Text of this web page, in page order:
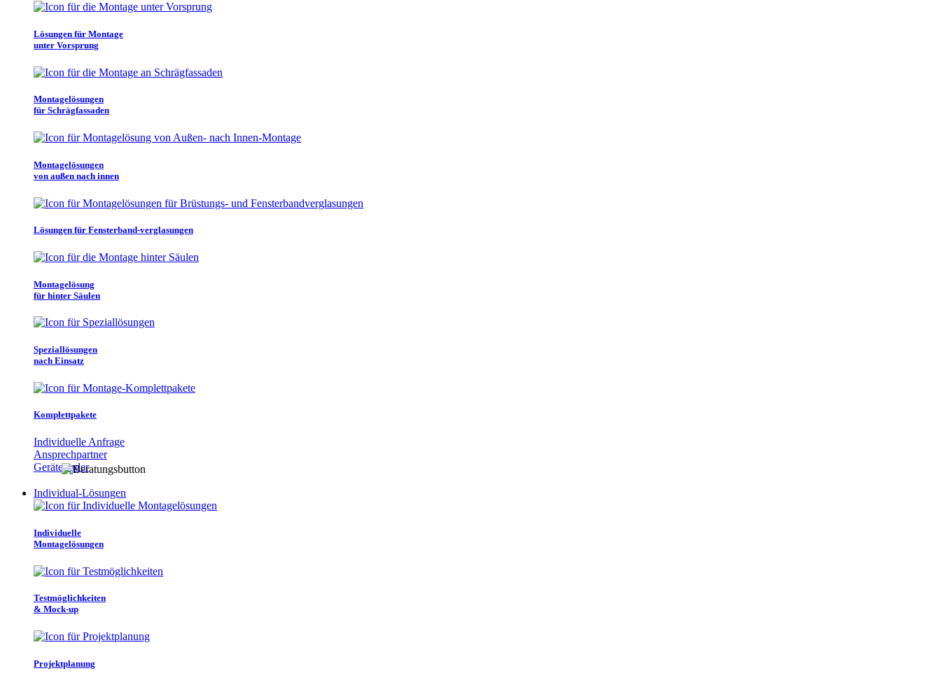
Lösungen für Montage
unter Vorsprung
Montagelösungen
für Schrägfassaden
Montagelösungen
von außen nach innen
Lösungen für Fensterband-verglasungen
Montagelösung
für hinter Säulen
Speziallösungen
nach Einsatz
Komplettpakete
Individuelle Anfrage
Ansprechpartner
Gerätefinder
Individual-Lösungen
Individuelle
Montagelösungen
Testmöglichkeiten
& Mock-up
Projektplanung